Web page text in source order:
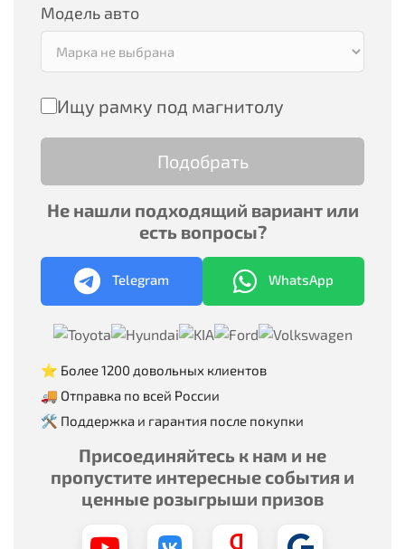
Модель авто
Ищу рамку под магнитолу
Подобрать
Не нашли подходящий вариант или
есть вопросы?
Telegram WhatsApp
⭐ Более 1200 довольных клиентов
🚚 Отправка по всей России
🛠 Поддержка и гарантия после покупки
Присоединяйтесь к нам и не
пропустите интересные события и
ценные розыгрыши призов